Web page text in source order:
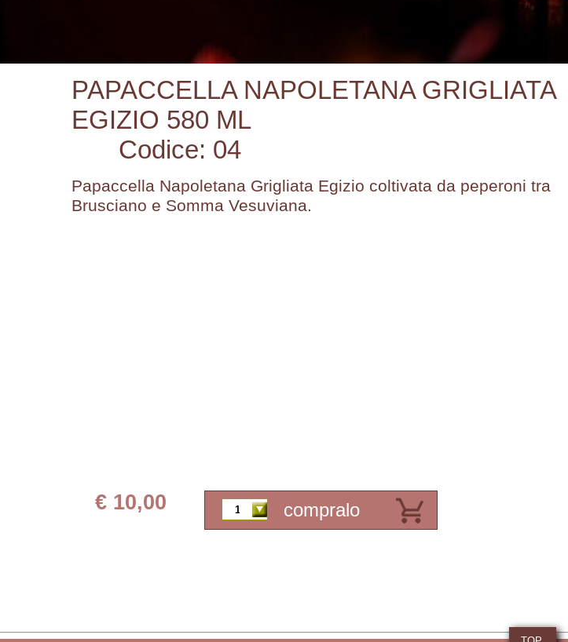
PAPACCELLA NAPOLETANA GRIGLIATA
EGIZIO 580 ML
Codice: 04
Papaccella Napoletana Grigliata Egizio coltivata da peperoni tra
Brusciano e Somma Vesuviana.
€ 10,00 compralo